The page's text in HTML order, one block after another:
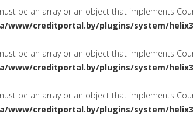
be an array or an object that implements
creditportal.by/plugins/system/
be an array or an object that implements
creditportal.by/plugins/system/
be an array or an object that implements
creditportal.by/plugins/system/